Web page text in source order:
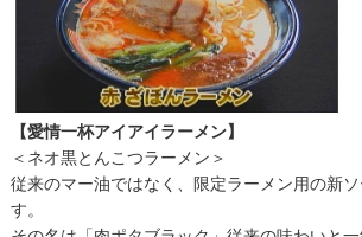
【愛情一杯アイアイラーメン】
＜ネオ黒とんこつラーメン＞
従来のマー油ではなく、限定ラーメン用の新
す。